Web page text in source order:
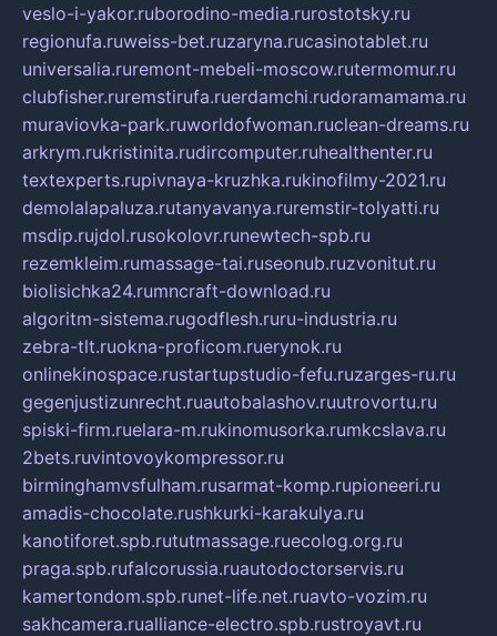
veslo-i-yakor.ruborodino-media.rurostotsky.ru
regionufa.ruweiss-bet.ruzaryna.rucasinotablet.ru
universalia.ruremont-mebeli-moscow.rutermomur.ru
clubfisher.ruremstirufa.ruerdamchi.rudoramamama.ru
muraviovka-park.ruworldofwoman.ruclean-dreams.ru
arkrym.rukristinita.rudircomputer.ruhealthenter.ru
textexperts.rupivnaya-kruzhka.rukinofilmy-2021.ru
demolalapaluza.rutanyavanya.ruremstir-tolyatti.ru
msdip.rujdol.rusokolovr.runewtech-spb.ru
rezemkleim.rumassage-tai.ruseonub.ruzvonitut.ru
biolisichka24.rumncraft-download.ru
algoritm-sistema.rugodflesh.ruru-industria.ru
zebra-tlt.ruokna-proficom.ruerynok.ru
onlinekinospace.rustartupstudio-fefu.ruzarges-ru.ru
gegenjustizunrecht.ruautobalashov.ruutrovortu.ru
spiski-firm.ruelara-m.rukinomusorka.rumkcslava.ru
2bets.ruvintovoykompressor.ru
birminghamvsfulham.rusarmat-komp.rupioneeri.ru
amadis-chocolate.rushkurki-karakulya.ru
kanotiforet.spb.rututmassage.ruecolog.org.ru
praga.spb.rufalcorussia.ruautodoctorservis.ru
kamertondom.spb.runet-life.net.ruavto-vozim.ru
sakhcamera.rualliance-electro.spb.rustroyavt.ru